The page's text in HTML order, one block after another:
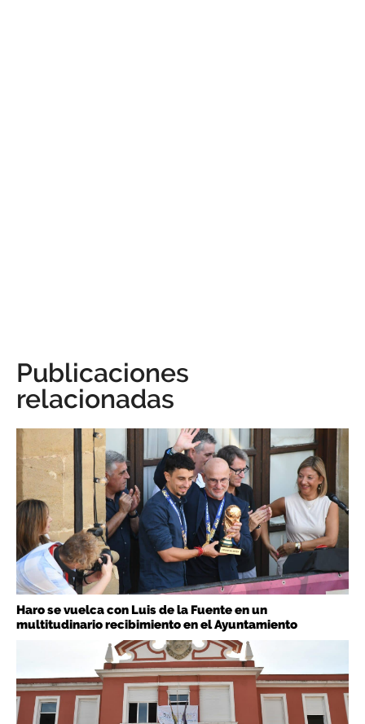
Publicaciones
relacionadas
Haro se vuelca con Luis de la Fuente en un
multitudinario recibimiento en el Ayuntamiento